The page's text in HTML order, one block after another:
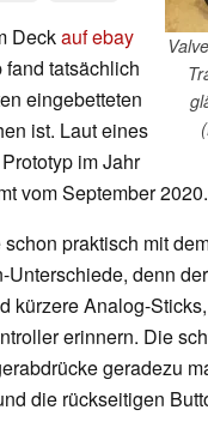
Deckauf ebay
tatsächlich
eingebetteten
ist. Laut eines
im Jahr
vom September 2020.
praktisch mit
denn
kürzere Analog-
erinnern. Die
geradezu
die rückseitigen